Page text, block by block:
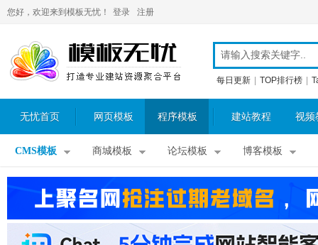
您好，欢迎来到模板无忧！ 登录 注册
每日更新 TOP排行榜
无忧首页 网页模板 程序模板 建站教程 视频
CMS模板 商城模板 论坛模板 博客模板